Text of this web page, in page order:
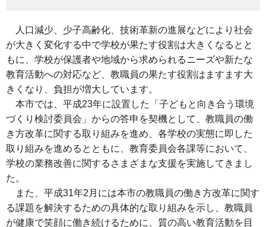
人口減少、少子高齢化、技術革新の進展などにより社会
が大きく変化する中で学校が果たす役割は大きくなるとと
もに、学校が保護者や地域から求められるニーズや新たな
教育活動への対応など、教職員の果たす役割はますます大
きくなり、負担が増大しています。
本市では、平成23年に設置した「子どもと向き合う環境
づくり検討委員会」からの答申を契機として、教職員の働
き方改革に関する取り組みを進め、各学校の実態に即した
取り組みを進めるとともに、教育委員会各課等において、
学校の業務改善に関するさまざまな支援を実施してきまし
た。
また、平成31年2月には本市の教職員の働き方改革に関す
る課題を解決するための具体的な取り組みを示し、教職員
が健康で笑顔に働き続けるために、質の高い教育活動を目